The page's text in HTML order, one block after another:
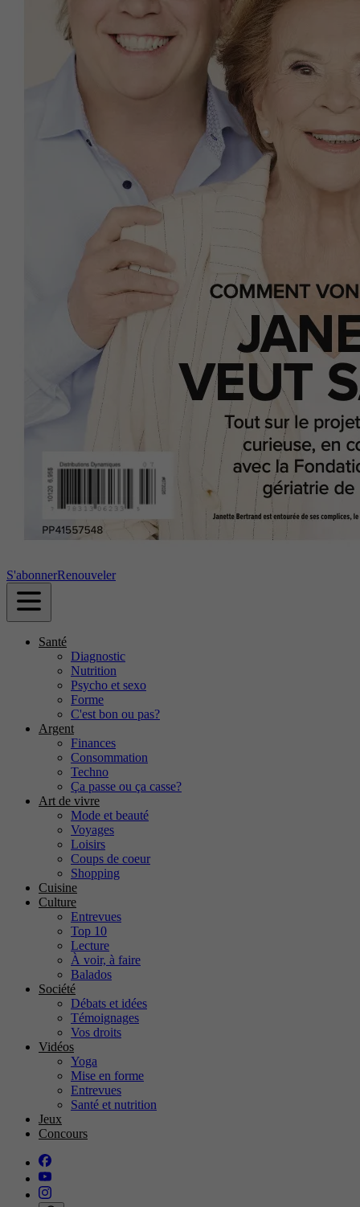
S'abonnerRenouveler
Santé
Diagnostic
Nutrition
Psycho et sexo
Forme
C'est bon ou pas?
Argent
Finances
Consommation
Techno
Ça passe ou ça casse?
Art de vivre
Mode et beauté
Voyages
Loisirs
Coups de coeur
Shopping
Cuisine
Culture
Entrevues
Top 10
Lecture
À voir, à faire
Balados
Société
Débats et idées
Témoignages
Vos droits
Vidéos
Yoga
Mise en forme
Entrevues
Santé et nutrition
Jeux
Concours